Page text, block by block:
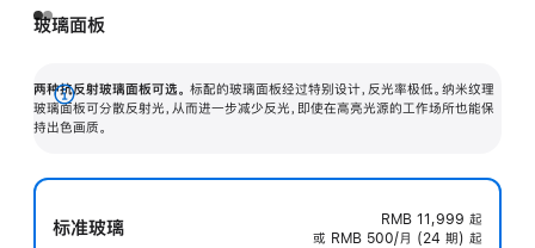
玻璃面板
两种抗反射玻璃面板可选。 标配的玻璃面板经过特别设计，反光率极低。纳米纹理
玻璃面板可分散反射光，从而进一步减少反光，即使在高亮光源的工作场所也能保
持出色画质。
展
开
标准玻璃 RMB 11,999 起
或 RMB 500/月 (24 期) 起